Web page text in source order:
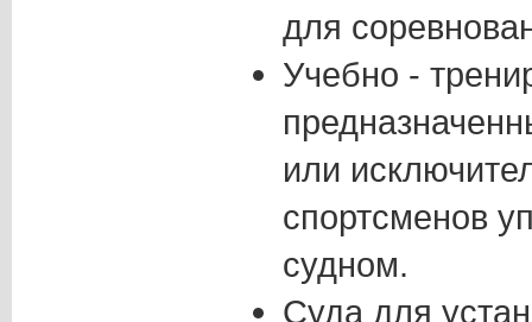
для
Учебно -
или
спортсменов
судном.
Суда для